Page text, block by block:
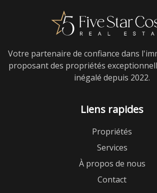
Votre partenaire de confiance dans
proposant des propriétés
inégalé depuis 2022.
Liens rapides
Propriétés
Services
À propos de nous
Contact